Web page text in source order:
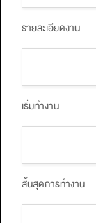
รายละเอียดงาน
เริ่มทำงาน
สิ้นสุดการทำงาน